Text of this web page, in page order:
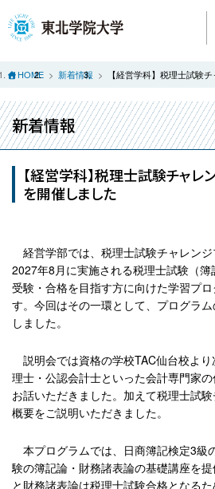
HOME 新着情報 【経営学科】税理士試験
新着情報
【経営学科】税理士試験チャ
を開催しました
経営学部では、税理士試験チャレンジ
2027年8月に実施される税理士試験（
受験・合格を目指す方に向けた学習プ
す。今回はその一環として、プログラ
しました。
説明会では資格の学校TAC仙台校よ
理士・公認会計士といった会計専門家
お話いただきました。加えて税理士試
概要をご説明いただきました。
本プログラムでは、日商簿記検定3級
験の簿記論・財務諸表論の基礎講座を
と財務諸表論は税理士試験合格となる